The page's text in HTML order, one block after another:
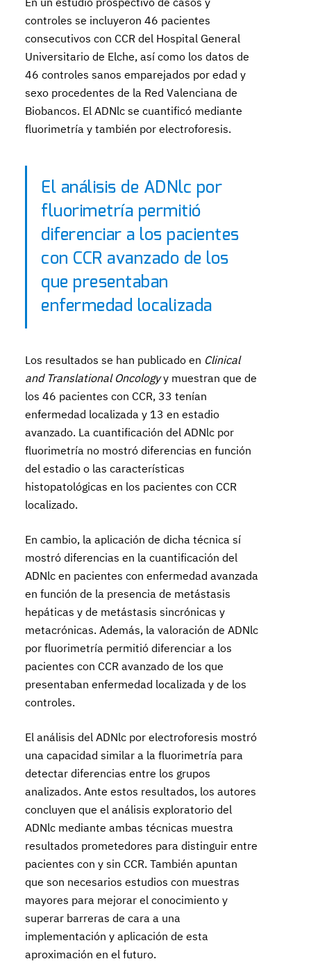
controles se incluyeron 46 pacientes
consecutivos con CCR del Hospital General
Universitario de Elche, así como los datos de
46 controles sanos emparejados por edad y
sexo procedentes de la Red Valenciana de
Biobancos. El ADNlc se cuantificó mediante
fluorimetría y también por electroforesis.
El análisis de ADNlc por
fluorimetría permitió
diferenciar a los pacientes
con CCR avanzado de los
que presentaban
enfermedad localizada
Los resultados se han publicado en Clinical
and Translational Oncologyy muestran que de
los 46 pacientes con CCR, 33 tenían
enfermedad localizada y 13 en estadio
avanzado. La cuantificación del ADNlc por
fluorimetría no mostró diferencias en función
del estadio o las características
histopatológicas en los pacientes con CCR
localizado.
En cambio, la aplicación de dicha técnica sí
mostró diferencias en la cuantificación del
ADNlc en pacientes con enfermedad avanzada
en función de la presencia de metástasis
hepáticas y de metástasis sincrónicas y
metacrónicas. Además, la valoración de ADNlc
por fluorimetría permitió diferenciar a los
pacientes con CCR avanzado de los que
presentaban enfermedad localizada y de los
controles.
El análisis del ADNlc por electroforesis mostró
una capacidad similar a la fluorimetría para
detectar diferencias entre los grupos
analizados. Ante estos resultados, los autores
concluyen que el análisis exploratorio del
ADNlc mediante ambas técnicas muestra
resultados prometedores para distinguir entre
pacientes con y sin CCR. También apuntan
que son necesarios estudios con muestras
mayores para mejorar el conocimiento y
superar barreras de cara a una
implementación y aplicación de esta
aproximación en el futuro.